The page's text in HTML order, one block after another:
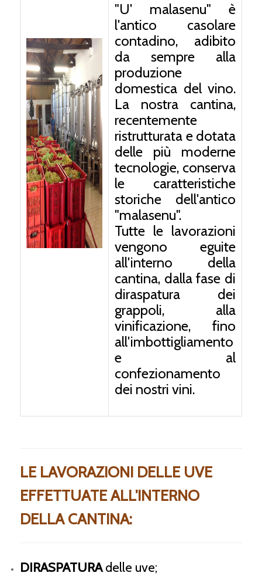
"U' malasenu" è
l'antico casolare
contadino, adibito
da sempre alla
produzione
domestica del vino.
La nostra cantina,
recentemente
ristrutturata e dotata
delle più moderne
tecnologie, conserva
le caratteristiche
storiche dell'antico
"malasenu".
Tutte le lavorazioni
vengono eguite
all'interno della
cantina, dalla fase di
diraspatura dei
grappoli, alla
vinificazione, fino
all'imbottigliamento
e al
confezionamento
dei nostri vini.
LE LAVORAZIONI DELLE UVE
EFFETTUATE ALL'INTERNO
DELLA CANTINA:
DIRASPATURAdelle uve;